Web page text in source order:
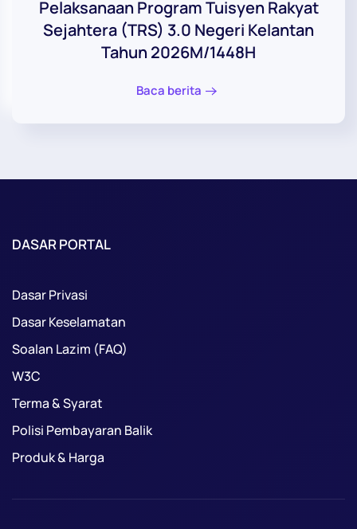
Pelaksanaan Program Tuisyen Rakyat
Sejahtera (TRS) 3.0 Negeri Kelantan
Tahun 2026M/1448H
Baca berita
DASAR PORTAL
Dasar Privasi
Dasar Keselamatan
Soalan Lazim (FAQ)
W3C
Terma & Syarat
Polisi Pembayaran Balik
Produk & Harga